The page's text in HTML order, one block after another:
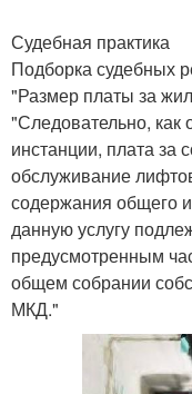
Судебная практика
Подборка судебных
"Размер платы за
"Следовательно, как
инстанции, плата за
обслуживание
содержания общего
данную услугу
предусмотренным
общем собрании
МКД."